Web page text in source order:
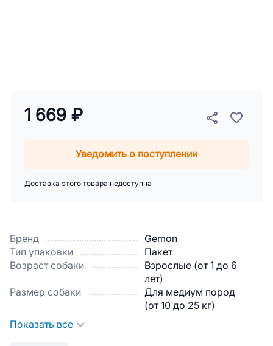
Бренд
Gemon
Тип упаковки
Пакет
Возраст собаки
Взрослые (от 1 до 6
лет)
Размер собаки
Для медиум пород
(от 10 до 25 кг)
Показать все
1 669 ₽
Уведомить о поступлении
Доставка этого товара недоступна